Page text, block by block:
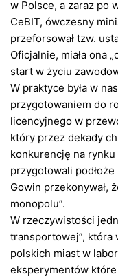
w Polsce, a zaraz po
CeBIT, ówczesny
przeforsował tzw.
Oficjalnie, miała ona
start w życiu
W praktyce była w
przygotowaniem do
licencyjnego w
który przez dekady
konkurencję na rynku
przygotowali
Gowin przekonywał,
monopolu”.
W rzeczywistości
transportowej”, która
polskich miast w
eksperymentów